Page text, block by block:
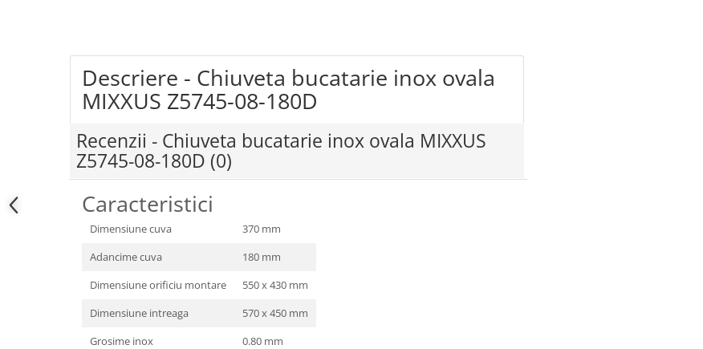
Echipamente de lucru
Accesorii beton
Generatoare
Produse uz casnic
Seminee electrice
Descriere - Chiuveta bucatarie inox ovala
MIXXUS Z5745-08-180D
Recenzii - Chiuveta bucatarie inox ovala MIXXUS
Z5745-08-180D (0)
Caracteristici
Dimensiune cuva
370 mm
Adancime cuva
180 mm
Dimensiune orificiu montare
550 x 430 mm
Dimensiune intreaga
570 x 450 mm
Grosime inox
0.80 mm